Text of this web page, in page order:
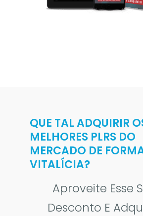
QUE TAL ADQUIRIR
MELHORES PLRS DO
MERCADO DE
VITALÍCIA?
Aproveite Esse
Desconto E